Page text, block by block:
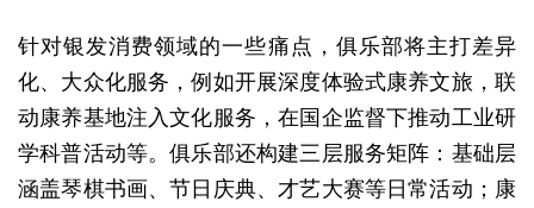
针对银发消费领域的一些痛点，俱乐部将主打差异
化、大众化服务，例如开展深度体验式康养文旅，联
动康养基地注入文化服务，在国企监督下推动工业研
学科普活动等。俱乐部还构建三层服务矩阵：基础层
涵盖琴棋书画、节日庆典、才艺大赛等日常活动；康